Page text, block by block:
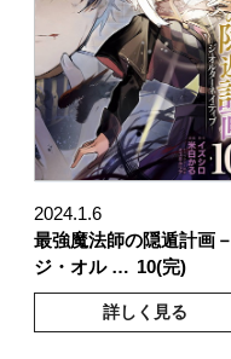
2024.1.6
最強魔法師の隠遁計画－
ジ・オル … 10(完)
詳しく見る